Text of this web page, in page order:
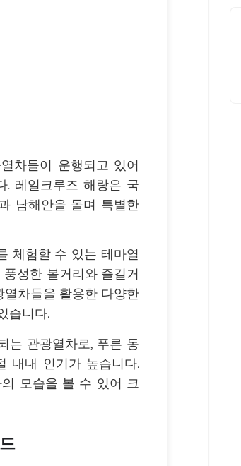
차들이 운행되고 있어
. 레일크루즈 해랑은 국
남해안을 돌며 특별한
체험할 수 있는 테마열
성한 볼거리와 즐길거
차들을 활용한 다양한
습니다.
는 관광열차로, 푸른 동
내내 인기가 높습니다.
모습을 볼 수 있어 크